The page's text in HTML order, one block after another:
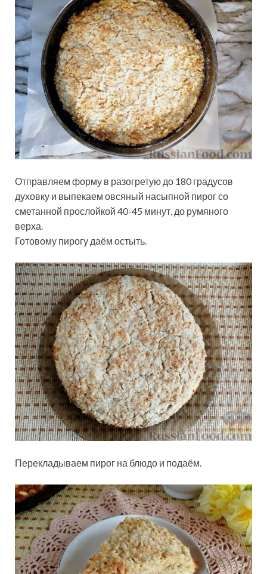
Отправляем форму в разогретую до 180 градусов
духовку и выпекаем овсяный насыпной пирог со
сметанной прослойкой 40-45 минут, до румяного
верха.
Готовому пирогу даём остыть.
Перекладываем пирог на блюдо и подаём.